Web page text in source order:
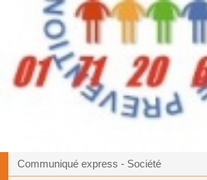
Communiqué express - Société